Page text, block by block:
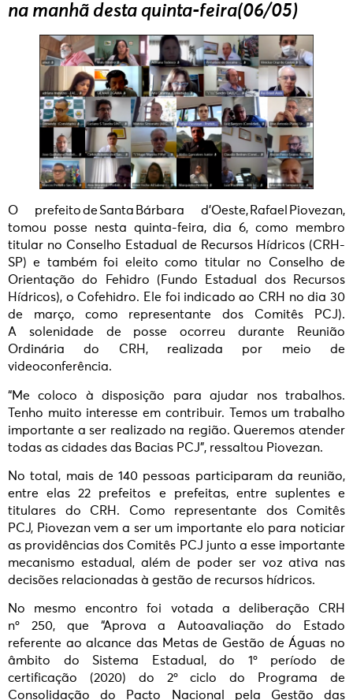
na manhã desta quinta-feira(06/05)
O prefeito de Santa Bárbara d’Oeste, Rafael Piovezan,
tomou posse nesta quinta-feira, dia 6, como membro
titular no Conselho Estadual de Recursos Hídricos (CRH-
SP) e também foi eleito como titular no Conselho de
Orientação do Fehidro (Fundo Estadual dos Recursos
Hídricos), o Cofehidro. Ele foi indicado ao CRH no dia 30
de março, como representante dos Comitês PCJ).
A solenidade de posse ocorreu durante Reunião
Ordinária do CRH, realizada por meio de
videoconferência.
“Me coloco à disposição para ajudar nos trabalhos.
Tenho muito interesse em contribuir. Temos um trabalho
importante a ser realizado na região. Queremos atender
todas as cidades das Bacias PCJ”, ressaltou Piovezan.
No total, mais de 140 pessoas participaram da reunião,
entre elas 22 prefeitos e prefeitas, entre suplentes e
titulares do CRH. Como representante dos Comitês
PCJ, Piovezan vem a ser um importante elo para noticiar
as providências dos Comitês PCJ junto a esse importante
mecanismo estadual, além de poder ser voz ativa nas
decisões relacionadas à gestão de recursos hídricos.
No mesmo encontro foi votada a deliberação CRH
nº 250, que “Aprova a Autoavaliação do Estado
referente ao alcance das Metas de Gestão de Águas no
âmbito do Sistema Estadual, do 1º período de
certificação (2020) do 2º ciclo do Programa de
Consolidação do Pacto Nacional pela Gestão das